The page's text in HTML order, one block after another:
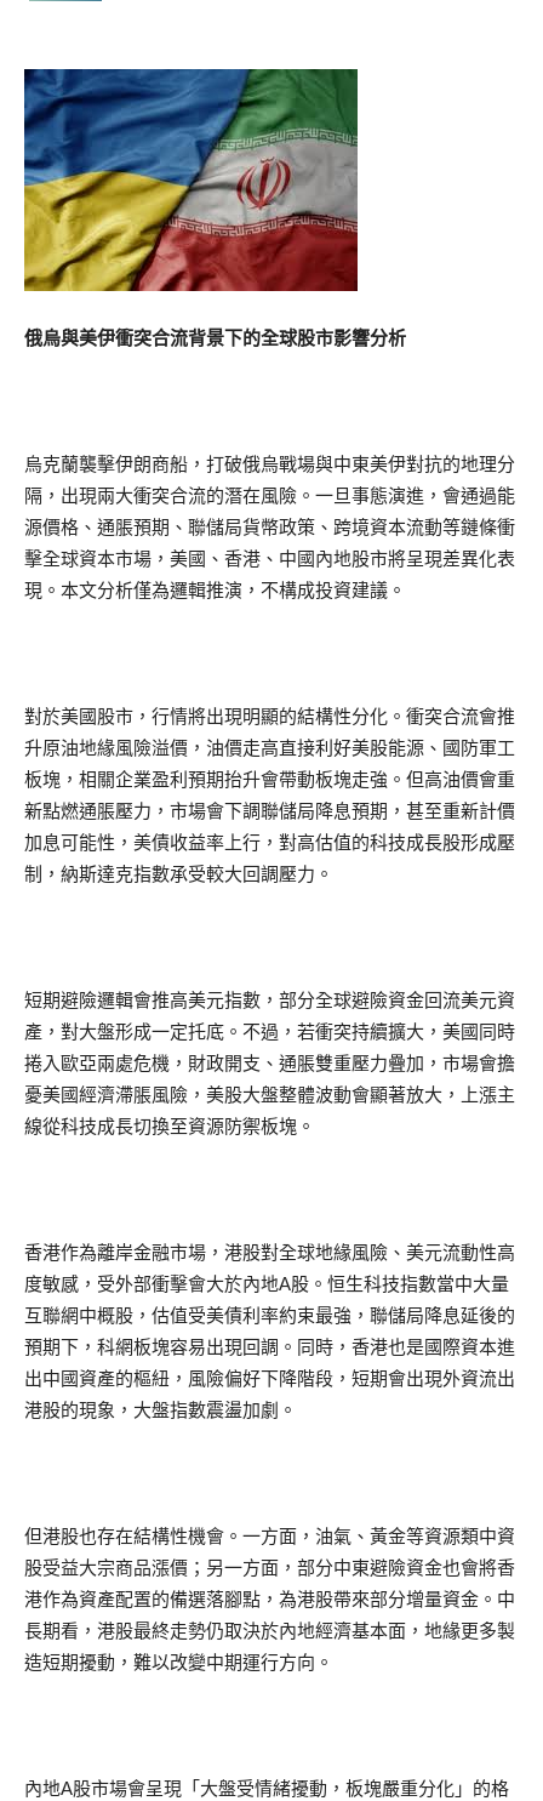
俄烏與美伊衝突合流背景下的全球股市影響分析
烏克蘭襲擊伊朗商船，打破俄烏戰場與中東美伊對抗的地理分
隔，出現兩大衝突合流的潛在風險。一旦事態演進，會通過能
源價格、通脹預期、聯儲局貨幣政策、跨境資本流動等鏈條衝
擊全球資本市場，美國、香港、中國內地股市將呈現差異化表
現。本文分析僅為邏輯推演，不構成投資建議。
對於美國股市，行情將出現明顯的結構性分化。衝突合流會推
升原油地緣風險溢價，油價走高直接利好美股能源、國防軍工
板塊，相關企業盈利預期抬升會帶動板塊走強。但高油價會重
新點燃通脹壓力，市場會下調聯儲局降息預期，甚至重新計價
加息可能性，美債收益率上行，對高估值的科技成長股形成壓
制，納斯達克指數承受較大回調壓力。
短期避險邏輯會推高美元指數，部分全球避險資金回流美元資
產，對大盤形成一定托底。不過，若衝突持續擴大，美國同時
捲入歐亞兩處危機，財政開支、通脹雙重壓力疊加，市場會擔
憂美國經濟滯脹風險，美股大盤整體波動會顯著放大，上漲主
線從科技成長切換至資源防禦板塊。
香港作為離岸金融市場，港股對全球地緣風險、美元流動性高
度敏感，受外部衝擊會大於內地A股。恒生科技指數當中大量
互聯網中概股，估值受美債利率約束最強，聯儲局降息延後的
預期下，科網板塊容易出現回調。同時，香港也是國際資本進
出中國資產的樞紐，風險偏好下降階段，短期會出現外資流出
港股的現象，大盤指數震盪加劇。
但港股也存在結構性機會。一方面，油氣、黃金等資源類中資
股受益大宗商品漲價；另一方面，部分中東避險資金也會將香
港作為資產配置的備選落腳點，為港股帶來部分增量資金。中
長期看，港股最終走勢仍取決於內地經濟基本面，地緣更多製
造短期擾動，難以改變中期運行方向。
內地A股市場會呈現「大盤受情緒擾動，板塊嚴重分化」的格